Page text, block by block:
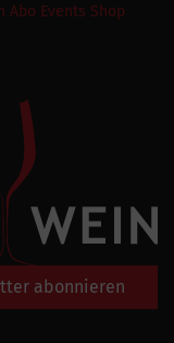
Abo Events Shop
abonnieren